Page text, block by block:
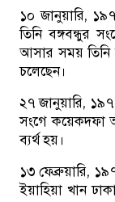
১০ জানুয়ারি,
তিনি বঙ্গবন্ধুর
আসার সময় তিনি
চলেছেন।
২৭ জানুয়ারি,
সংগে কয়েকদফা
ব্যর্থ হয়।
১৩ ফেব্রুয়ারি,
ইয়াহিয়া খান